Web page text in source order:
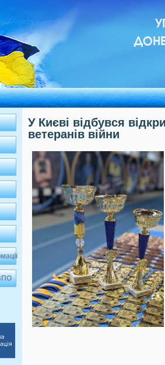
У Києві відбувся
ветеранів війни